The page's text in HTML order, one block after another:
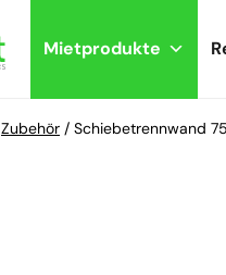
Mietprodukte
Zubehör / Schiebetrennwand